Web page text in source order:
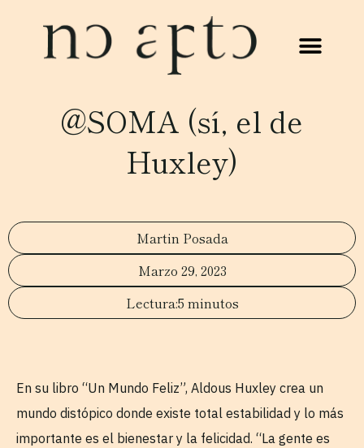
@SOMA (sí, el de
Huxley)
Martin Posada
Marzo 29, 2023
5 minutos
En su libro “Un Mundo Feliz”, Aldous Huxley crea un
mundo distópico donde existe total estabilidad y lo más
importante es el bienestar y la felicidad. “La gente es